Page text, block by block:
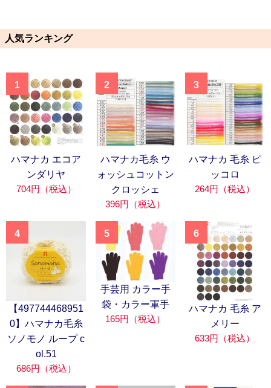
人気ランキング
1
ハマナカ エコア
ンダリヤ
704円（税込）
2
ハマナカ毛糸 ウ
ォッシュコットン
クロッシェ
396円（税込）
3
ハマナカ 毛糸 ピ
ッコロ
264円（税込）
4
【497744468951
0】ハマナカ毛糸
ソノモノ ループ c
ol.51
686円（税込）
5
手芸用 カラー手
袋・カラー軍手
165円（税込）
6
ハマナカ 毛糸 ア
メリー
633円（税込）